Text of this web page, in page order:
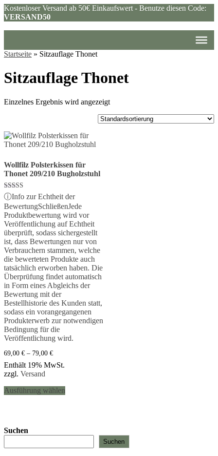
Kostenloser Versand ab 50€ Einkaufswert - Benutze diesen Code:
VERSAND50
Startseite » Sitzauflage Thonet
Sitzauflage Thonet
Einzelnes Ergebnis wird angezeigt
Wollfilz Polsterkissen für
Thonet 209/210 Bugholzstuhl
Bewertet mit
5.00
von 5
ⓘInfo zur Echtheit der
BewertungSchließenJede
Produktbewertung wird vor
Veröffentlichung auf Echtheit
überprüft, sodass sichergestellt
ist, dass Bewertungen nur von
Verbrauchern stammen, welche
die bewerteten Produkte auch
tatsächlich erworben haben. Die
Überprüfung findet automatisch
in Form eines Abgleichs der
Bewertung mit der
Bestellhistorie des Kunden statt,
sodass ein vorangegangenen
Produkterwerb zur notwendigen
Bedingung für die
Veröffentlichung wird.
69,00 € – 79,00 €Preisspanne:
69,00 €
bis
Enthält 19% MwSt.
zzgl. Versand
Ausführung wählen
Die
Suchen
Suchen